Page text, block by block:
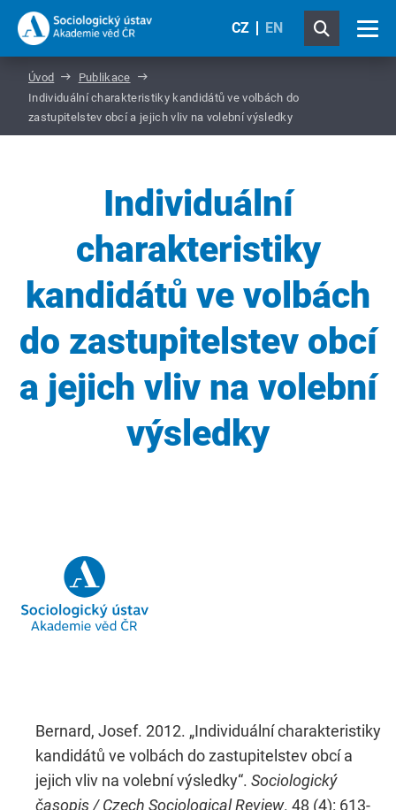
CZ EN
Úvod
Publikace
Individuální charakteristiky kandidátů ve volbách do
zastupitelstev obcí a jejich vliv na volební výsledky
Individuální
charakteristiky
kandidátů ve volbách
do zastupitelstev obcí
a jejich vliv na volební
výsledky
Bernard, Josef. 2012. „Individuální charakteristiky
kandidátů ve volbách do zastupitelstev obcí a
jejich vliv na volební výsledky“. Sociologický
časopis / Czech Sociological Review. 48 (4): 613-